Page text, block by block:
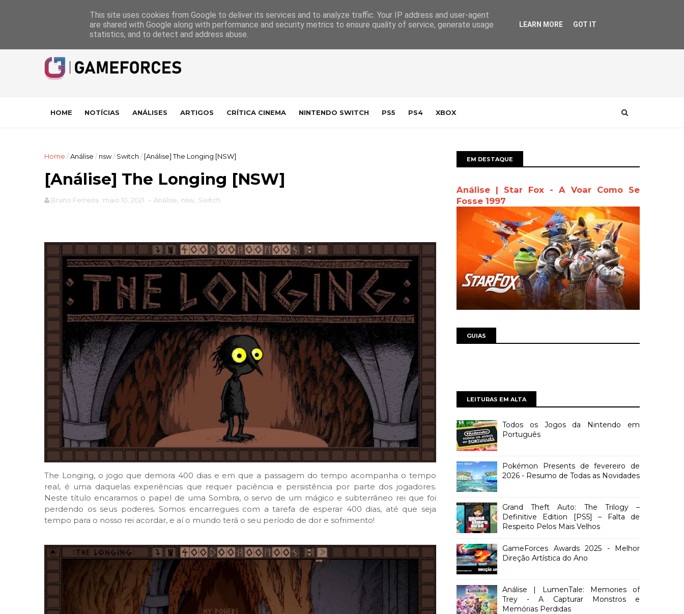
A equipa Pontuações das Análises Suporte da Indústria Contacto
HOME NOTÍCIAS ANÁLISES ARTIGOS CRÍTICA CINEMA NINTENDO SWITCH PS5 PS4 XBOX
Home /Análise / nsw/ Switch / [Análise] The Longing [NSW]
[Análise] The Longing [NSW]
Bruno Ferreira maio 10, 2021 - Análise nsw Switch
The Longing, o jogo que demora 400 dias e em que a passagem do tempo acompanha o tempo
real, é uma daquelas experiências que requer paciência e persistência por parte dos jogadores.
Neste título encaramos o papel de uma Sombra, o servo de um mágico e subterrâneo rei que foi
perdendo os seus poderes. Somos encarregues com a tarefa de esperar 400 dias, até que seja
tempo para o nosso rei acordar, e aí o mundo terá o seu período de dor e sofrimento!
EM DESTAQUE
Análise | Star Fox - A Voar Como Se
Fosse 1997
GUIAS
LEITURAS EM ALTA
Todos os Jogos da Nintendo em
Português
Pokémon Presents de fevereiro de
2026 - Resumo de Todas as Novidades
Grand Theft Auto: The Trilogy –
Definitive Edition [PS5] – Falta de
Respeito Pelos Mais Velhos
GameForces Awards 2025 - Melhor
Direção Artística do Ano
Análise | LumenTale: Memories of
Trey - A Capturar Monstros e
Memórias Perdidas
This site uses cookies from Google to deliver its services and to analyze traffic. Your IP address and user-agent
are shared with Google along with performance and security metrics to ensure quality of service, generate usage
statistics, and to detect and address abuse.
LEARN MORE GOT IT